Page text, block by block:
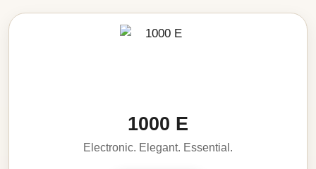
1000 E
Electronic. Elegant. Essential.